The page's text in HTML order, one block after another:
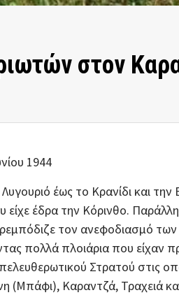
στον
1944
έως το Κρανίδι και
έδρα την Κόρινθο.
τον ανεφοδιασμό των
πολλά πλοιάρια που είχαν
Στρατού στις
(Μπάφι), Καραντζά, Τραχειά